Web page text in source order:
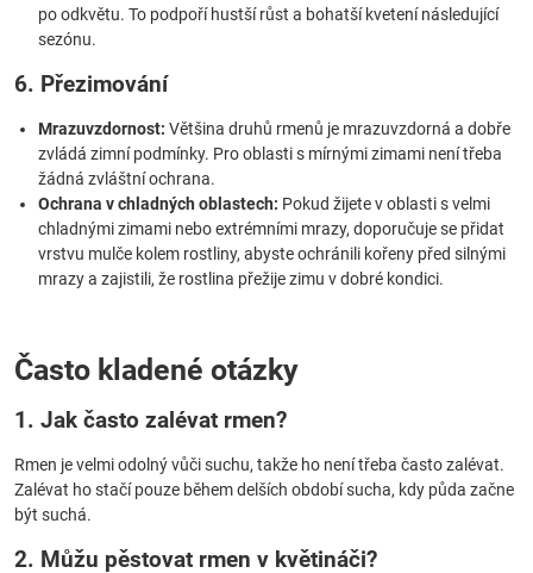
po odkvětu. To podpoří hustší růst a bohatší kvetení následující
sezónu.
6. Přezimování
Mrazuvzdornost: Většina druhů rmenů je mrazuvzdorná a dobře
zvládá zimní podmínky. Pro oblasti s mírnými zimami není třeba
žádná zvláštní ochrana.
Ochrana v chladných oblastech: Pokud žijete v oblasti s velmi
chladnými zimami nebo extrémními mrazy, doporučuje se přidat
vrstvu mulče kolem rostliny, abyste ochránili kořeny před silnými
mrazy a zajistili, že rostlina přežije zimu v dobré kondici.
Často kladené otázky
1. Jak často zalévat rmen?
Rmen je velmi odolný vůči suchu, takže ho není třeba často zalévat.
Zalévat ho stačí pouze během delších období sucha, kdy půda začne
být suchá.
2. Můžu pěstovat rmen v květináči?